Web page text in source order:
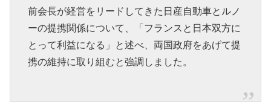
前会長が経営をリードしてきた日産自動車とルノ
ーの提携関係について、「フランスと日本双方に
とって利益になる」と述べ、両国政府をあげて提
携の維持に取り組むと強調しました。